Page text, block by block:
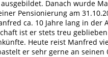
Danach wurde
Pensionierung am
ca. 10 Jahre lang in der
ist er stets treu
Heute reist Manfred
er sehr gerne an